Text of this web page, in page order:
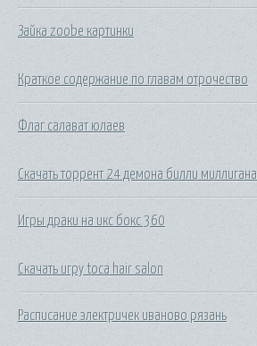
Зайка zoobe картинки
Краткое содержание по главам отрочество
Флаг салават юлаев
Скачать торрент 24 демона билли миллигана
Игры драки на икс бокс 360
Скачать игру toca hair salon
Расписание электричек иваново рязань